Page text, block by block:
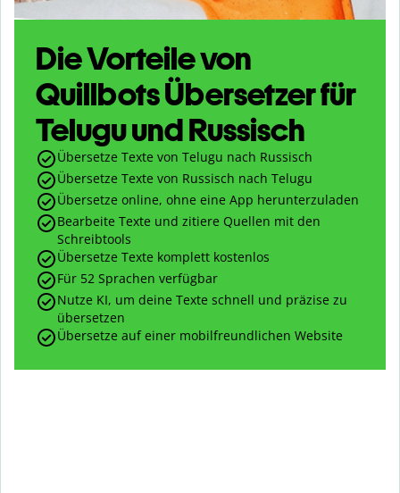
Die Vorteile von
Quillbots Übersetzer für
Telugu und Russisch
Übersetze Texte von Telugu nach Russisch
Übersetze Texte von Russisch nach Telugu
Übersetze online, ohne eine App herunterzuladen
Bearbeite Texte und zitiere Quellen mit den
Schreibtools
Übersetze Texte komplett kostenlos
Für 52 Sprachen verfügbar
Nutze KI, um deine Texte schnell und präzise zu
übersetzen
Übersetze auf einer mobilfreundlichen Website